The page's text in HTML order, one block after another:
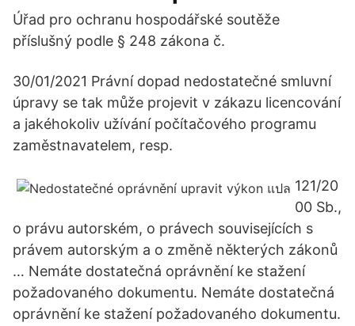
Úřad pro ochranu hospodářské soutěže
příslušný podle § 248 zákona č.
30/01/2021 Právní dopad nedostatečné smluvní
úpravy se tak může projevit v zákazu licencování
a jakéhokoliv užívání počítačového programu
zaměstnavatelem, resp.
121/20
00 Sb.,
o právu autorském, o právech souvisejících s
právem autorským a o změně některých zákonů
… Nemáte dostatečná oprávnění ke stažení
požadovaného dokumentu. Nemáte dostatečná
oprávnění ke stažení požadovaného dokumentu.